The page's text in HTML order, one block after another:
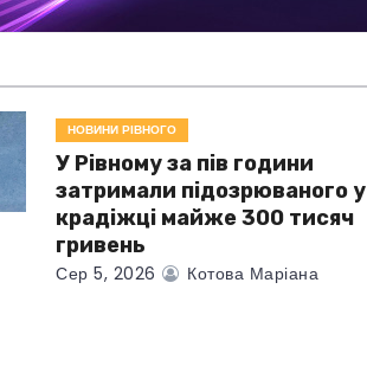
НОВИНИ РІВНОГО
У Рівному за пів години
затримали підозрюваного у
крадіжці майже 300 тисяч
гривень
Сер 5, 2026 Котова Маріана